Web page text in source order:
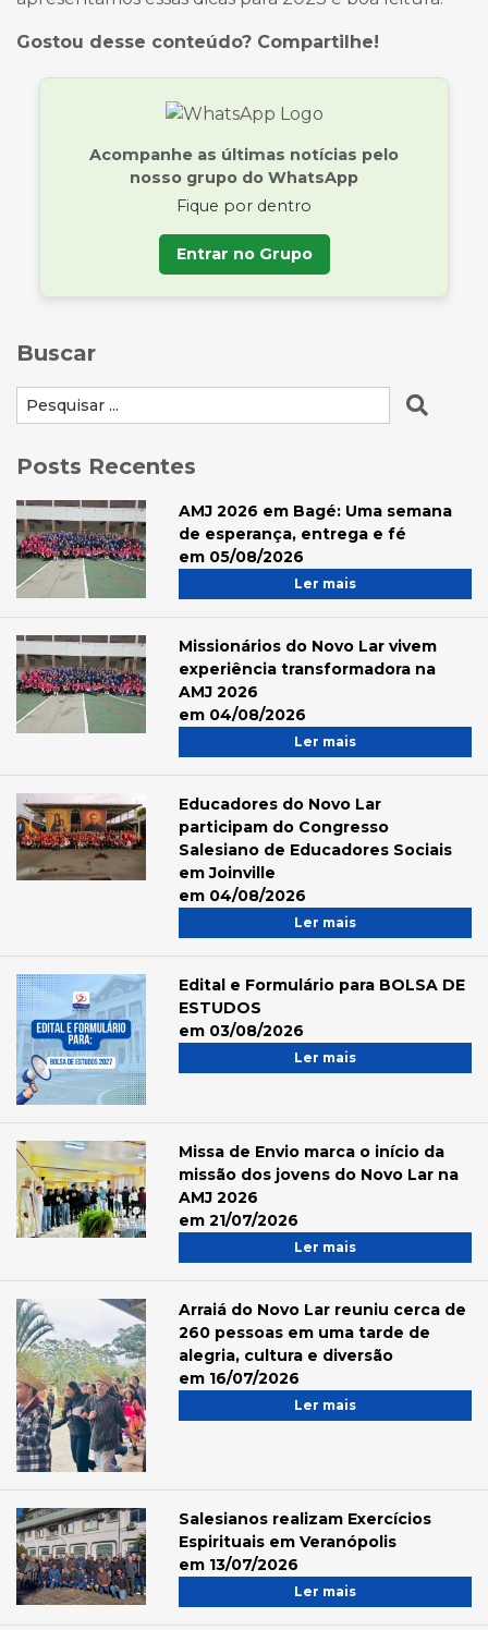
Gostou desse conteúdo? Compartilhe!
Acompanhe as últimas notícias pelo
nosso grupo do WhatsApp
Fique por dentro
Entrar no Grupo
Buscar
Posts Recentes
AMJ 2026 em Bagé: Uma semana
de esperança, entrega e fé
em 05/08/2026
Ler mais
Missionários do Novo Lar vivem
experiência transformadora na
AMJ 2026
em 04/08/2026
Ler mais
Educadores do Novo Lar
participam do Congresso
Salesiano de Educadores Sociais
em Joinville
em 04/08/2026
Ler mais
Edital e Formulário para BOLSA DE
ESTUDOS
em 03/08/2026
Ler mais
Missa de Envio marca o início da
missão dos jovens do Novo Lar na
AMJ 2026
em 21/07/2026
Ler mais
Arraiá do Novo Lar reuniu cerca de
260 pessoas em uma tarde de
alegria, cultura e diversão
em 16/07/2026
Ler mais
Salesianos realizam Exercícios
Espirituais em Veranópolis
em 13/07/2026
Ler mais